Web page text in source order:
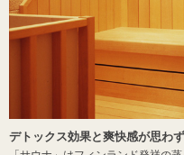
デトックス効果と爽快感が思わ